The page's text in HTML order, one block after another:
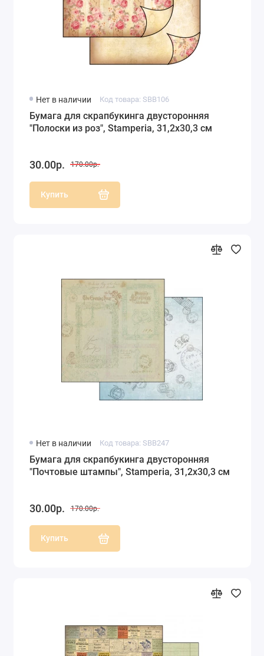
Нет в наличии Код товара: SBB106
Бумага для скрапбукинга двусторонняя
"Полоски из роз", Stamperia, 31,2х30,3 см
30.00р. 170.00р.
Купить
Нет в наличии Код товара: SBB247
Бумага для скрапбукинга двусторонняя
"Почтовые штампы", Stamperia, 31,2х30,3 см
30.00р. 170.00р.
Купить